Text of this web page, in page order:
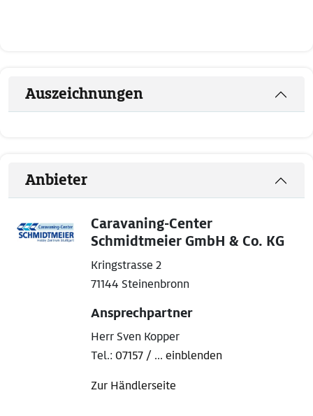
Auszeichnungen
Anbieter
Caravaning-Center
Schmidtmeier GmbH & Co. KG
Kringstrasse 2
71144 Steinenbronn
Ansprechpartner
Herr Sven Kopper
Tel.: 07157 / ... einblenden
Zur Händlerseite